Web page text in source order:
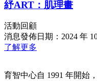
紓ART：肌理畫
活動回顧
消息發佈日期：2024 年
了解更多
育智中心自 1991 年開始